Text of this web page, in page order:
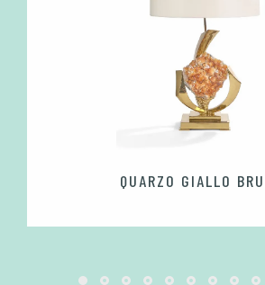
QUARZO GIALLO